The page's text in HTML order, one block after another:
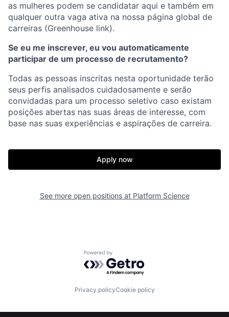
as mulheres podem se candidatar aqui e também em
qualquer outra vaga ativa na nossa página global de
carreiras (Greenhouse link).
Se eu me inscrever, eu vou automaticamente
participar de um processo de recrutamento?
Todas as pessoas inscritas nesta oportunidade terão
seus perfis analisados cuidadosamente e serão
convidadas para um processo seletivo caso existam
posições abertas nas suas áreas de interesse, com
base nas suas experiências e aspirações de carreira.
Apply now
See more open positions at Platform Science
Powered by Getro.com
Privacy policyCookie policy